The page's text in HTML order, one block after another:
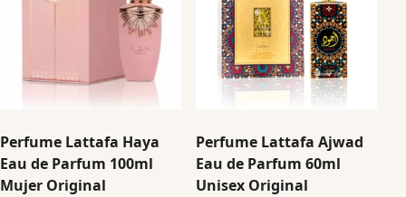
Perfume Lattafa Haya
Eau de Parfum 100ml
Mujer Original
Perfume Lattafa Ajwad
Eau de Parfum 60ml
Unisex Original